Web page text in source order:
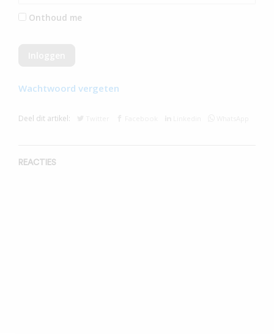
Onthoud me
Wachtwoord vergeten
Deel dit artikel:
REACTIES